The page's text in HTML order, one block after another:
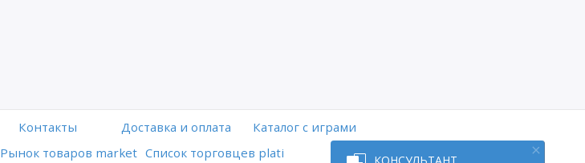
Контакты Доставка и оплата
Каталог с играми
Рынок товаров market Список торговцев plati